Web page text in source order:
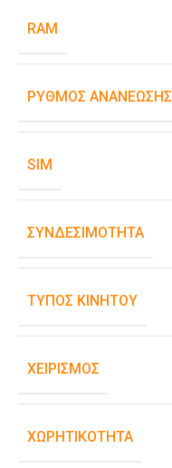
RAM
ΡΥΘΜΌΣ ΑΝΑΝΈΩΣΗΣ
SIM
ΣΥΝΔΕΣΙΜΌΤΗΤΑ
ΤΎΠΟΣ ΚΙΝΗΤΟΎ
ΧΕΙΡΙΣΜΌΣ
ΧΩΡΗΤΙΚΌΤΗΤΑ